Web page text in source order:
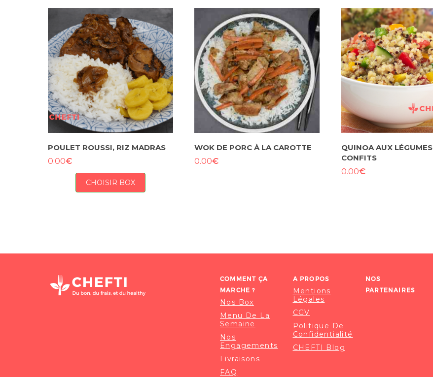
POULET ROUSSI, RIZ MADRAS
0.00€
CHOISIR BOX
WOK DE PORC À LA CAROTTE
0.00€
QUINOA AUX LÉGUMES
CONFITS
0.00€
COMMENT ÇA
MARCHE ?
Nos Box
Menu De La
Semaine
Nos
Engagements
Livraisons
FAQ
A PROPOS
Mentions
Légales
CGV
Politique De
Confidentialité
CHEFTI Blog
NOS
PARTENAIRES